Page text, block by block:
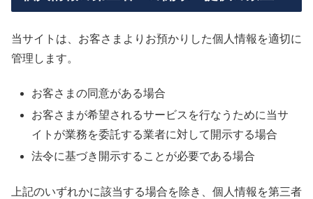
当サイトは、お客さまよりお預かりした個人情報を適切に
管理します。
お客さまの同意がある場合
お客さまが希望されるサービスを行なうために当サ
イトが業務を委託する業者に対して開示する場合
法令に基づき開示することが必要である場合
上記のいずれかに該当する場合を除き、個人情報を第三者